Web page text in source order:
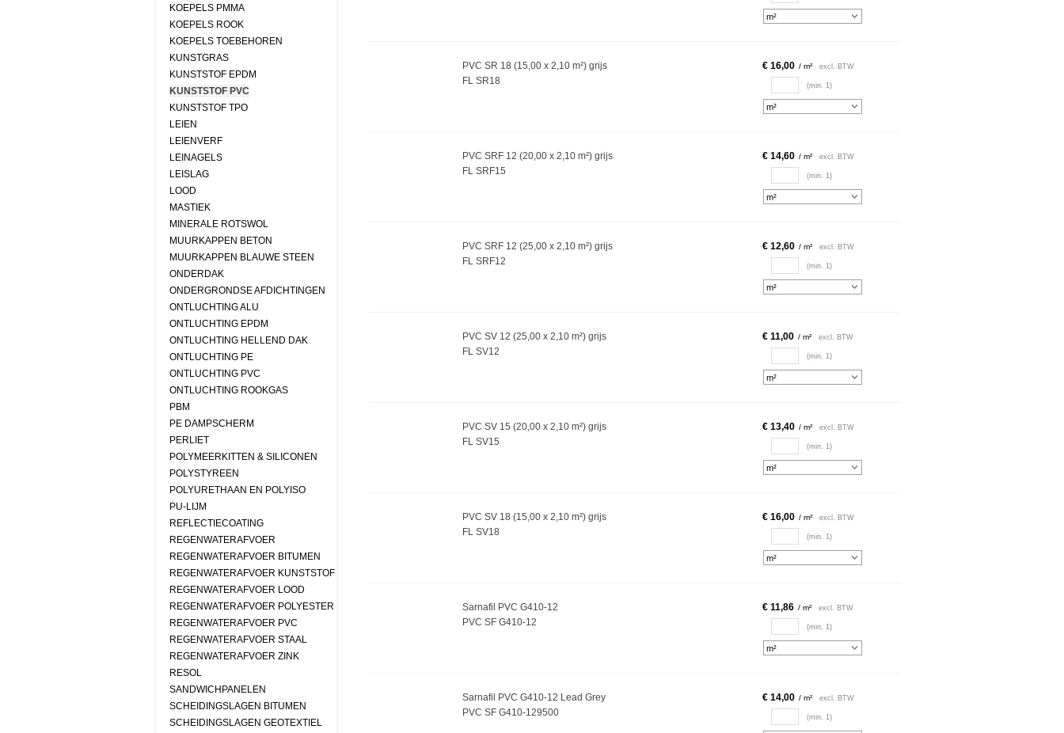
KOEPELS PMMA
KOEPELS ROOK
KOEPELS TOEBEHOREN
KUNSTGRAS
KUNSTSTOF EPDM
KUNSTSTOF PVC
KUNSTSTOF TPO
LEIEN
LEIENVERF
LEINAGELS
LEISLAG
LOOD
MASTIEK
MINERALE ROTSWOL
MUURKAPPEN BETON
MUURKAPPEN BLAUWE STEEN
ONDERDAK
ONDERGRONDSE AFDICHTINGEN
ONTLUCHTING ALU
ONTLUCHTING EPDM
ONTLUCHTING HELLEND DAK
ONTLUCHTING PE
ONTLUCHTING PVC
ONTLUCHTING ROOKGAS
PBM
PE DAMPSCHERM
PERLIET
POLYMEERKITTEN & SILICONEN
POLYSTYREEN
POLYURETHAAN EN POLYISO
PU-LIJM
REFLECTIECOATING
REGENWATERAFVOER
REGENWATERAFVOER BITUMEN
REGENWATERAFVOER KUNSTSTOF
REGENWATERAFVOER LOOD
REGENWATERAFVOER POLYESTER
REGENWATERAFVOER PVC
REGENWATERAFVOER STAAL
REGENWATERAFVOER ZINK
RESOL
SANDWICHPANELEN
SCHEIDINGSLAGEN BITUMEN
SCHEIDINGSLAGEN GEOTEXTIEL
PVC SR 18 (15,00 x 2,10 m²) grijs
FL SR18
€ 16,00 / m² excl. BTW
(min. 1)
PVC SRF 12 (20,00 x 2,10 m²) grijs
FL SRF15
€ 14,60 / m² excl. BTW
(min. 1)
PVC SRF 12 (25,00 x 2,10 m²) grijs
FL SRF12
€ 12,60 / m² excl. BTW
(min. 1)
PVC SV 12 (25,00 x 2,10 m²) grijs
FL SV12
€ 11,00 / m² excl. BTW
(min. 1)
PVC SV 15 (20,00 x 2,10 m²) grijs
FL SV15
€ 13,40 / m² excl. BTW
(min. 1)
PVC SV 18 (15,00 x 2,10 m²) grijs
FL SV18
€ 16,00 / m² excl. BTW
(min. 1)
Sarnafil PVC G410-12
PVC SF G410-12
€ 11,86 / m² excl. BTW
(min. 1)
Sarnafil PVC G410-12 Lead Grey
PVC SF G410-129500
€ 14,00 / m² excl. BTW
(min. 1)